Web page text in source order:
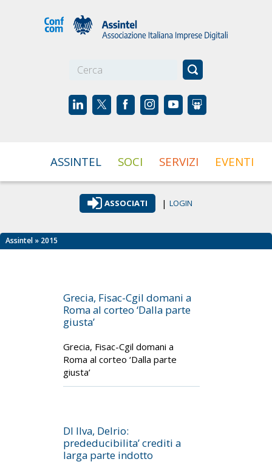
ASSINTEL SOCI SERVIZI EVENTI
ASSOCIATI | LOGIN
Assintel » 2015
Grecia, Fisac-Cgil domani a
Roma al corteo ‘Dalla parte
giusta’
Grecia, Fisac-Cgil domani a
Roma al corteo ‘Dalla parte
giusta’
Dl Ilva, Delrio:
prededucibilita’ crediti a
larga parte indotto